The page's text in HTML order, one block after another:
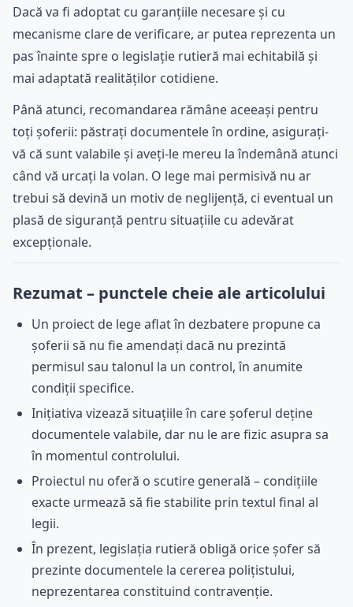
Dacă va fi adoptat cu garanțiile necesare și cu
mecanisme clare de verificare, ar putea reprezenta un
pas înainte spre o legislație rutieră mai echitabilă și
mai adaptată realităților cotidiene.
Până atunci, recomandarea rămâne aceeași pentru
toți șoferii: păstrați documentele în ordine, asigurați-
vă că sunt valabile și aveți-le mereu la îndemână atunci
când vă urcați la volan. O lege mai permisivă nu ar
trebui să devină un motiv de neglijență, ci eventual un
plasă de siguranță pentru situațiile cu adevărat
excepționale.
Rezumat – punctele cheie ale articolului
Un proiect de lege aflat în dezbatere propune ca
șoferii să nu fie amendați dacă nu prezintă
permisul sau talonul la un control, în anumite
condiții specifice.
Inițiativa vizează situațiile în care șoferul deține
documentele valabile, dar nu le are fizic asupra sa
în momentul controlului.
Proiectul nu oferă o scutire generală – condițiile
exacte urmează să fie stabilite prin textul final al
legii.
În prezent, legislația rutieră obligă orice șofer să
prezinte documentele la cererea polițistului,
neprezentarea constituind contravenție.